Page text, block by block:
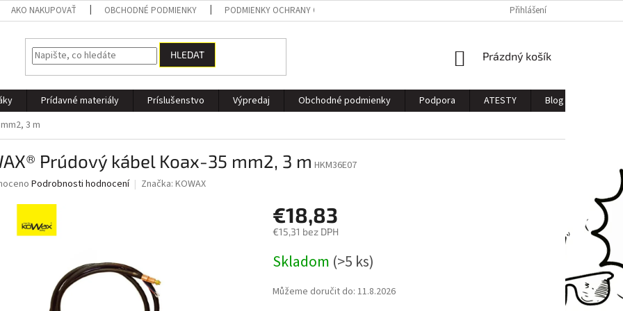
AKO NAKUPOVAŤ OBCHODNÉ PODMIENKY PODMIENKY OCHRANY OSOBNÝCH ÚDAJOV Přihlášení
HLEDAT
NÁKUPNÍ
Prázdný košík
Prídavné materiály Príslušenstvo Výpredaj Obchodné podmienky Podpora ATESTY Blog
3 m
Prúdový kábel Koax-35 mm2, 3 m HKM36E07
Podrobnosti hodnocení Značka: KOWAX
€18,83
€15,31 bez DPH
cena:
Skladom (>5 ks)
Můžeme doručit do: 11.8.2026